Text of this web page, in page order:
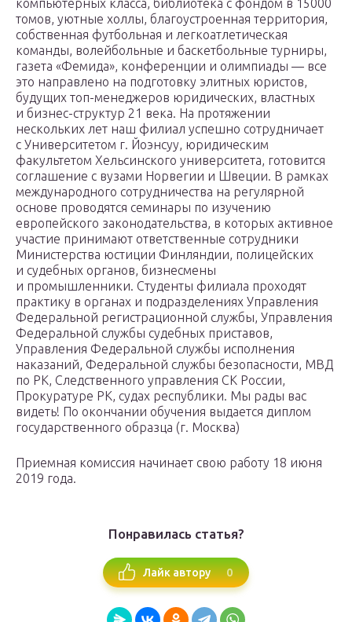
компьютерных класса, библиотека с фондом в 15000
томов, уютные холлы, благоустроенная территория,
собственная футбольная и легкоатлетическая
команды, волейбольные и баскетбольные турниры,
газета «Фемида», конференции и олимпиады — все
это направлено на подготовку элитных юристов,
будущих топ-менеджеров юридических, властных
и бизнес-структур 21 века. На протяжении
нескольких лет наш филиал успешно сотрудничает
с Университетом г. Йоэнсуу, юридическим
факультетом Хельсинского университета, готовится
соглашение с вузами Норвегии и Швеции. В рамках
международного сотрудничества на регулярной
основе проводятся семинары по изучению
европейского законодательства, в которых активное
участие принимают ответственные сотрудники
Министерства юстиции Финляндии, полицейских
и судебных органов, бизнесмены
и промышленники. Студенты филиала проходят
практику в органах и подразделениях Управления
Федеральной регистрационной службы, Управления
Федеральной службы судебных приставов,
Управления Федеральной службы исполнения
наказаний, Федеральной службы безопасности, МВД
по РК, Следственного управления СК России,
Прокуратуре РК, судах республики. Мы рады вас
видеть! По окончании обучения выдается диплом
государственного образца (г. Москва)
Приемная комиссия начинает свою работу 18 июня
2019 года.
Понравилась статья?
Лайк автору 0